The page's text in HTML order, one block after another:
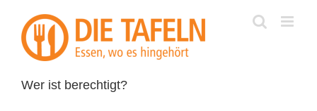
springen
Wer ist berechtigt?